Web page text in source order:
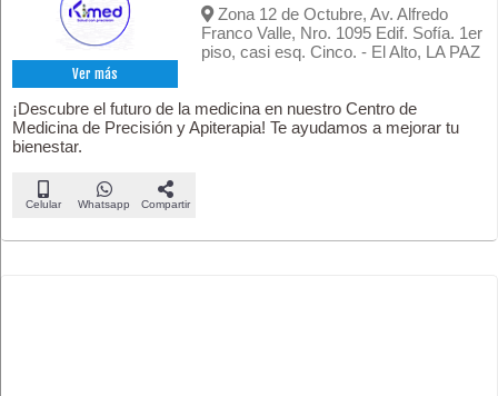
Ver más
Zona 12 de Octubre, Av. Alfredo
Franco Valle, Nro. 1095 Edif. Sofía. 1er
piso, casi esq. Cinco. - El Alto, LA PAZ
¡Descubre el futuro de la medicina en nuestro Centro de
Medicina de Precisión y Apiterapia! Te ayudamos a mejorar tu
bienestar.
Celular Whatsapp Compartir